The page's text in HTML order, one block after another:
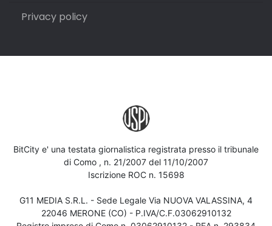
Privacy policy
BitCity e' una testata giornalistica registrata presso il tribunale
di Como , n. 21/2007 del 11/10/2007
Iscrizione ROC n. 15698
G11 MEDIA S.R.L. - Sede Legale Via NUOVA VALASSINA, 4
22046 MERONE (CO) - P.IVA/C.F.03062910132